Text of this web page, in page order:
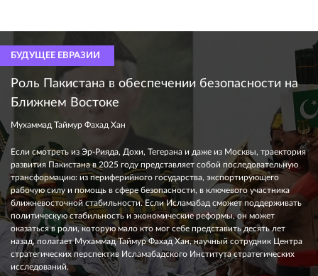
БУДУЩЕЕ ЕВРАЗИИ
Роль Пакистана в обеспечении безопасности на
Ближнем Востоке
Мухаммад Таймур Фахад Хан
Если смотреть из Эр-Рияда, Дохи, Тегерана и даже из Москвы, траектория
развития Пакистана в 2025 году представляет собой последовательную
трансформацию: из периферийного государства, экспортирующего
рабочую силу и помощь в сфере безопасности, в ключевого участника
ближневосточной стабильности. Если Исламабад сможет поддерживать
политическую стабильность и экономические реформы, он может
оказаться в роли, которую мало кто мог себе представить десять лет
назад, полагает Мухаммад Таймур Фахад Хан, научный сотрудник Центра
стратегических перспектив Исламабадского Института стратегических
исследований.